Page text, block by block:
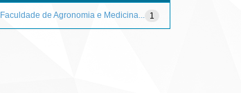
1
Faculdade de Agronomia e Medicina...